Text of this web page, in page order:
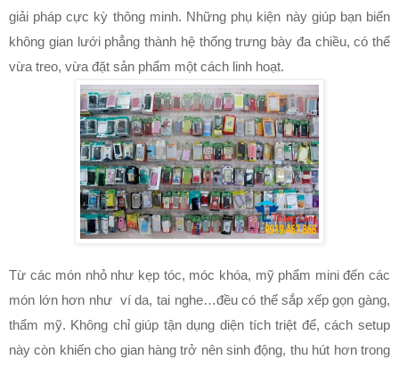
giải pháp cực kỳ thông minh. Những phụ kiện này giúp bạn biến
không gian lưới phẳng thành hệ thống trưng bày đa chiều, có thể
vừa treo, vừa đặt sản phẩm một cách linh hoạt.
Từ các món nhỏ như kẹp tóc, móc khóa, mỹ phẩm mini đến các
món lớn hơn như ví da, tai nghe…đều có thể sắp xếp gọn gàng,
thẩm mỹ. Không chỉ giúp tận dụng diện tích triệt để, cách setup
này còn khiến cho gian hàng trở nên sinh động, thu hút hơn trong